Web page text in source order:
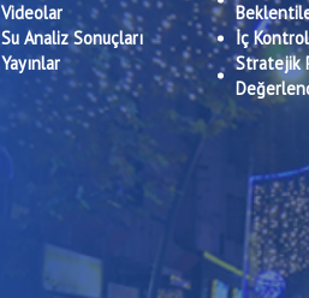
Videolar
Su Analiz Sonuçları
Yayınlar
İç
Stratejik